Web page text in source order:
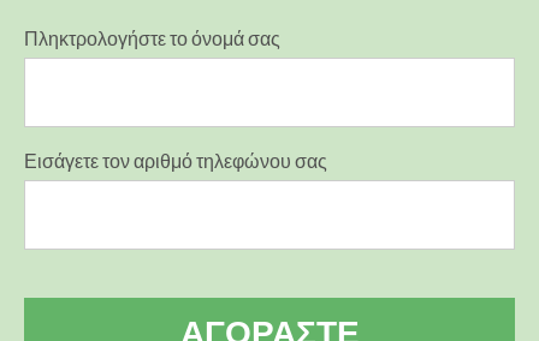
Πληκτρολογήστε το όνομά σας
Εισάγετε τον αριθμό τηλεφώνου σας
ΑΓΟΡΆΣΤΕ